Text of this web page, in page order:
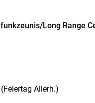
Long Range
Allerh.)